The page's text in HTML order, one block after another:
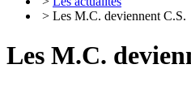
> Les M.C. deviennent C.S.
Les M.C.